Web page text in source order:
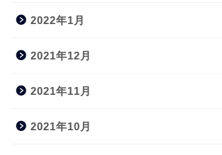
2022年1月
2021年12月
2021年11月
2021年10月